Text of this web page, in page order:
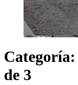
Categoría:
de 3